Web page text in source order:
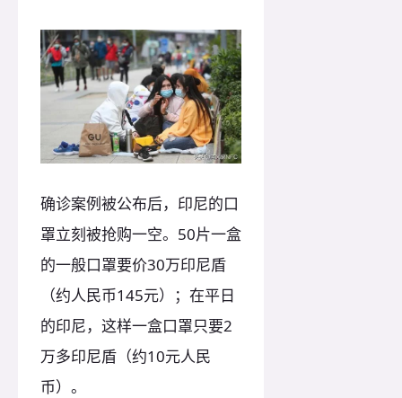
确诊案例被公布后，印尼的口
罩立刻被抢购一空。50片一盒
的一般口罩要价30万印尼盾
（约人民币145元）；在平日
的印尼，这样一盒口罩只要2
万多印尼盾（约10元人民
币）。